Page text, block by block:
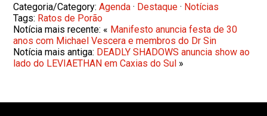
Categoria/Category:Agenda · Destaque · Notícias
Tags: Ratos de Porão
Notícia mais recente: « Manifesto anuncia festa de 30
anos com Michael Vescera e membros do Dr Sin
Notícia mais antiga: DEADLY SHADOWS anuncia show ao
lado do LEVIAETHAN em Caxias do Sul »